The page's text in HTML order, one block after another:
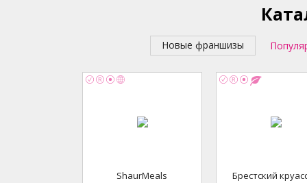
Новые франшизы
ShaurMeals Брестский